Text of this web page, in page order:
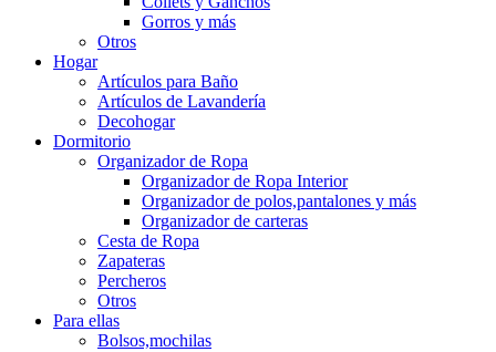
Gorros y más
Otros
Hogar
Artículos para Baño
Artículos de Lavandería
Decohogar
Dormitorio
Organizador de Ropa
Organizador de Ropa Interior
Organizador de polos,pantalones y más
Organizador de carteras
Cesta de Ropa
Zapateras
Percheros
Otros
Para ellas
Bolsos,mochilas